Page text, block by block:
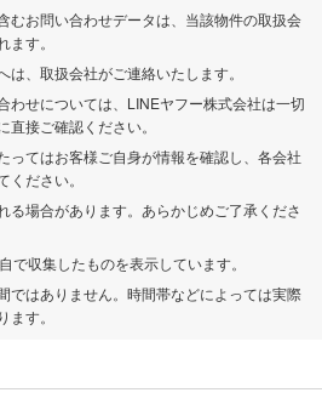
むお問い合わせデータは、当該物件の取扱会
す。
、取扱会社がご連絡いたします。
わせについては、LINEヤフー株式会社は一切
接ご確認ください。
ってはお客様ご自身が情報を確認し、各会社
ださい。
る場合があります。あらかじめご了承くださ
で収集したものを表示しています。
ではありません。時間帯などによっては実際
す。